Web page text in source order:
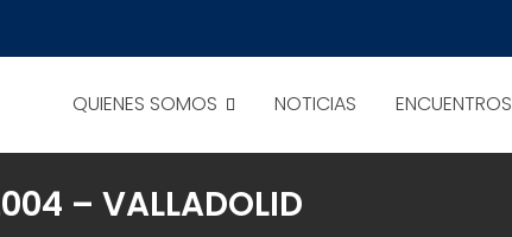
QUIENES SOMOS NOTICIAS ENCUENTROS
– VALLADOLID